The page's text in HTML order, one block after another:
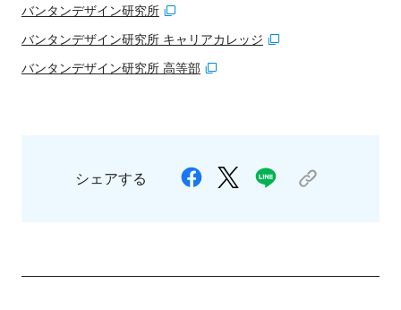
バンタンデザイン研究所
バンタンデザイン研究所 キャリアカレッジ
バンタンデザイン研究所 高等部
シェアする